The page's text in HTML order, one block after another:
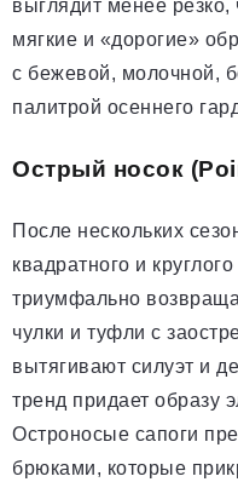
выглядит менее
мягкие и «дорогие»
с бежевой, молочной,
палитрой осеннего
Острый носок
После нескольких
квадратного и
триумфально
чулки и туфли с
вытягивают силуэт и
тренд придает образу
Остроносые сапоги
брюками, которые